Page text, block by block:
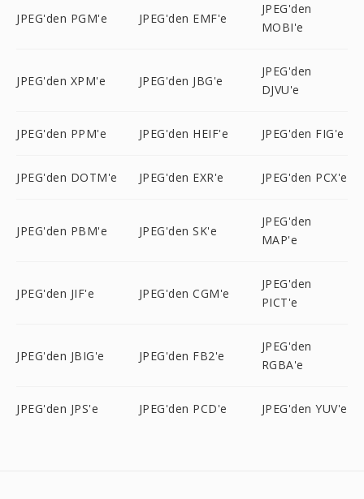
JPEG'den PGM'e JPEG'den EMF'e
JPEG'den
MOBI'e
JPEG'den XPM'e JPEG'den JBG'e
JPEG'den
DJVU'e
JPEG'den PPM'e JPEG'den HEIF'e JPEG'den FIG'e
JPEG'den DOTM'e JPEG'den EXR'e JPEG'den PCX'e
JPEG'den PBM'e JPEG'den SK'e
JPEG'den
MAP'e
JPEG'den JIF'e JPEG'den CGM'e
JPEG'den
PICT'e
JPEG'den JBIG'e JPEG'den FB2'e
JPEG'den
RGBA'e
JPEG'den JPS'e JPEG'den PCD'e JPEG'den YUV'e